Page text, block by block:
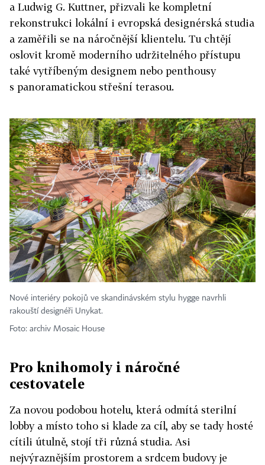
a Ludwig G. Kuttner, přizvali ke kompletní
rekonstrukci lokální i evropská designérská studia
a zaměřili se na náročnější klientelu. Tu chtějí
oslovit kromě moderního udržitelného přístupu
také vytříbeným designem nebo penthousy
s panoramatickou střešní terasou.
Nové interiéry pokojů ve skandinávském stylu hygge navrhli
rakouští designéři Unykat.
Foto: archiv Mosaic House
Pro knihomoly i náročné
cestovatele
Za novou podobou hotelu, která odmítá sterilní
lobby a místo toho si klade za cíl, aby se tady hosté
cítili útulně, stojí tři různá studia. Asi
nejvýraznějším prostorem a srdcem budovy je